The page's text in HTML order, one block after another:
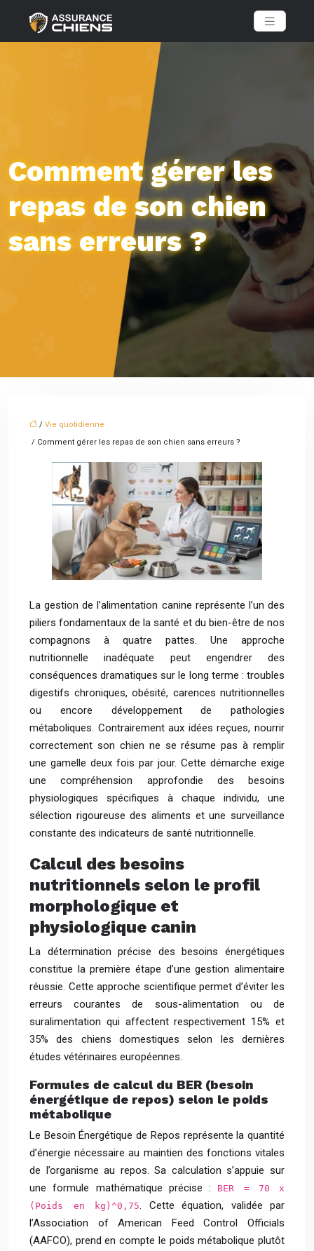
Comment gérer les
repas de son chien
sans erreurs ?
/ Vie quotidienne
/ Comment gérer les repas de son chien sans erreurs ?
La gestion de l’alimentation canine représente l’un des
piliers fondamentaux de la santé et du bien-être de nos
compagnons à quatre pattes. Une approche
nutritionnelle inadéquate peut engendrer des
conséquences dramatiques sur le long terme : troubles
digestifs chroniques, obésité, carences nutritionnelles
ou encore développement de pathologies
métaboliques. Contrairement aux idées reçues, nourrir
correctement son chien ne se résume pas à remplir
une gamelle deux fois par jour. Cette démarche exige
une compréhension approfondie des besoins
physiologiques spécifiques à chaque individu, une
sélection rigoureuse des aliments et une surveillance
constante des indicateurs de santé nutritionnelle.
Calcul des besoins
nutritionnels selon le profil
morphologique et
physiologique canin
La détermination précise des besoins énergétiques
constitue la première étape d’une gestion alimentaire
réussie. Cette approche scientifique permet d’éviter les
erreurs courantes de sous-alimentation ou de
suralimentation qui affectent respectivement 15% et
35% des chiens domestiques selon les dernières
études vétérinaires européennes.
Formules de calcul du BER (besoin
énergétique de repos) selon le poids
métabolique
Le Besoin Énergétique de Repos représente la quantité
d’énergie nécessaire au maintien des fonctions vitales
de l’organisme au repos. Sa calculation s’appuie sur
une formule mathématique précise :
BER = 70 x
(Poids en kg)^0,75. Cette équation, validée par
l’Association of American Feed Control Officials
(AAFCO), prend en compte le poids métabolique plutôt